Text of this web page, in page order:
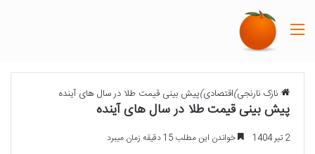
نازک نارنجی)اقتصادی)پیش بینی قیمت طلا در سال های آینده
پیش بینی قیمت طلا در سال های آینده
2 تیر 1404 خواندن این مطلب 15 دقیقه زمان میبرد